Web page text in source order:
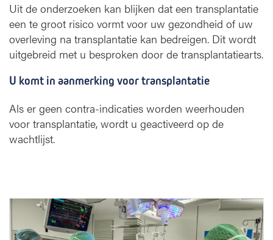
Uit de onderzoeken kan blijken dat een transplantatie
een te groot risico vormt voor uw gezondheid of uw
overleving na transplantatie kan bedreigen. Dit wordt
uitgebreid met u besproken door de transplantatiearts.
U komt in aanmerking voor transplantatie
Als er geen contra-indicaties worden weerhouden
voor transplantatie, wordt u geactiveerd op de
wachtlijst.